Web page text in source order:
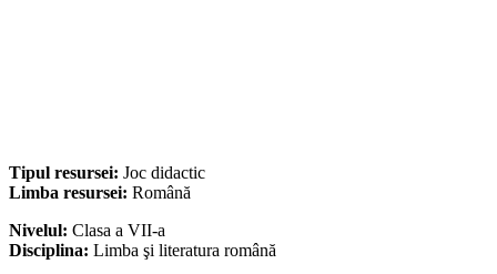
Tipul resursei: Joc didactic
Limba resursei: Română
Nivelul: Clasa a VII-a
Disciplina: Limba şi literatura română